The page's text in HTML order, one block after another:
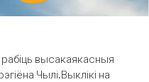
высакаякасныя
Чылі.Выклікі на